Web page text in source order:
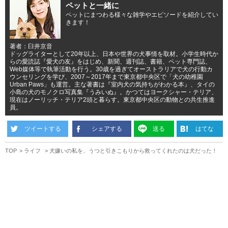
ペットと一緒に
ペットにまつわる様々な雑学やエピソードを紹介してい
きます！
著者：臼井京音
ドッグライターとして20年以上、日本や世界の犬事情を取材。小学生時代か
らの愛読誌『愛犬の友』をはじめ、新聞、週刊誌、書籍、ペット専門誌、
Web媒体等で執筆活動を行う。30歳を過ぎてオーストラリアで犬の行動カ
ウンセリングを学び、2007～2017年まで東京都中央区で「犬の幼稚園
Urban Paws」も運営。主な著書は『室内犬の気持ちがわかる本』、タイの
小島の犬のモノクロ写真集『うみいぬ』。かつてはヨークシャー・テリア、
現在はノーリッチ・テリア2頭と暮らす。東京都中央区の動物との共生推進
員。
ツイートする シェアする 送る はてな
TOP ライフ 犬嫌いの私を、うつと引きこもりから救ってくれたのは犬だった！